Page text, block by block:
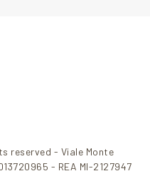
reserved - Viale Monte
- REA MI-2127947